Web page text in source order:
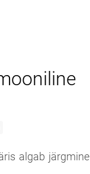
algab järgmine